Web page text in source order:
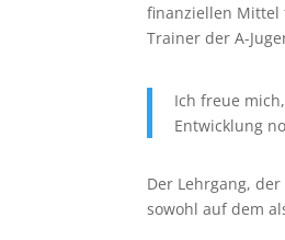
finanziellen Mittel
Trainer der A-
Ich freue
Entwicklung
Der Lehrgang,
sowohl auf dem